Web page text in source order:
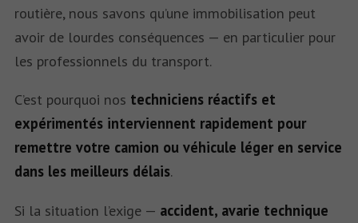
routière, nous savons qu’une immobilisation peut
avoir de lourdes conséquences — en particulier pour
les professionnels du transport.
C’est pourquoi nos techniciens réactifs et
expérimentés interviennent rapidement pour
remettre votre camion ou véhicule léger en service
dans les meilleurs délais.
Si la situation l’exige — accident, avarie technique